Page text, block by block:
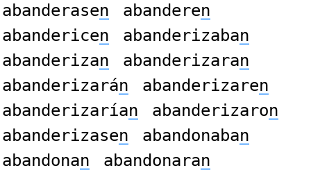
abanderasen abanderen
abandericen abanderizaban
abanderizan abanderizaran
abanderizarán abanderizaren
abanderizarían abanderizaron
abanderizasen abandonaban
abandonan abandonaran